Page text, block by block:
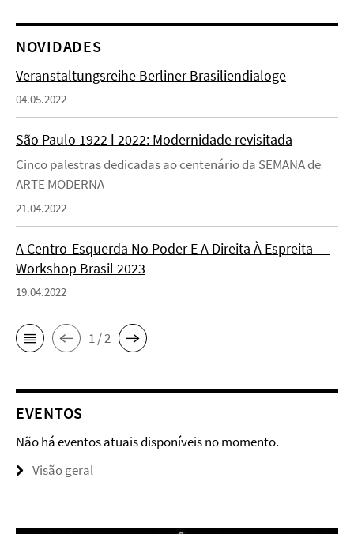
NOVIDADES
Veranstaltungsreihe Berliner Brasiliendialoge
04.05.2022
São Paulo 1922 ǀ 2022: Modernidade revisitada
Cinco palestras dedicadas ao centenário da SEMANA de
ARTE MODERNA
21.04.2022
A Centro-Esquerda No Poder E A Direita À Espreita ---
Workshop Brasil 2023
19.04.2022
1 / 2
EVENTOS
Não há eventos atuais disponíveis no momento.
Visão geral